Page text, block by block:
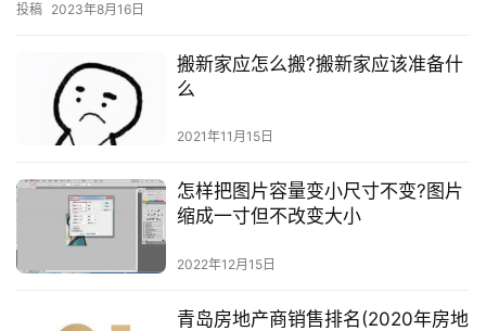
投稿 2023年8月16日
搬新家应怎么搬?搬新家应该准备什
么
2021年11月15日
怎样把图片容量变小尺寸不变?图片
缩成一寸但不改变大小
2022年12月15日
青岛房地产商销售排名(2020年房地